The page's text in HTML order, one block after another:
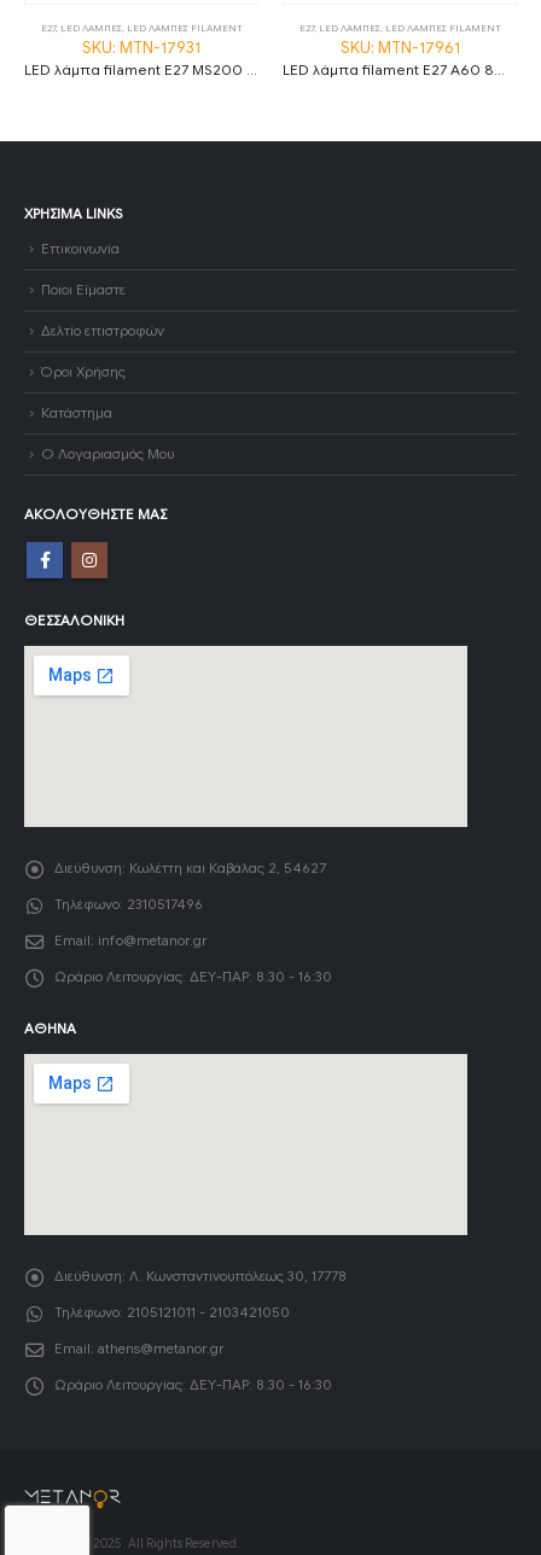
E27, LED ΛΑΜΠΕΣ, LED ΛΑΜΠΕΣ FILAMENT
SKU: MTN-17931
E27, LED ΛΑΜΠΕΣ, LED ΛΑΜΠΕΣ FILAMENT
SKU: MTN-17961
ΧΡΉΣΙΜΑ LINKS
Επικοινωνία
Ποιοι Είμαστε
Δελτίο επιστροφών
Όροι Χρήσης
Κατάστημα
Ο Λογαριασμός Μου
ΑΚΟΛΟΥΘΉΣΤΕ ΜΑΣ
ΘΕΣΣΑΛΟΝΊΚΗ
Διεύθυνση: Κωλέττη και Καβάλας 2, 54627
Τηλέφωνο: 2310517496
Email: info@metanor.gr
Ωράριο Λειτουργίας: ΔΕΥ-ΠΑΡ: 8:30 - 16:30
ΑΘΉΝΑ
Διεύθυνση: Λ. Κωνσταντινουπόλεως 30, 17778
Τηλέφωνο: 2105121011 - 2103421050
Email: athens@metanor.gr
Ωράριο Λειτουργίας: ΔΕΥ-ΠΑΡ: 8:30 - 16:30
© Copyright 2025. All Rights Reserved.